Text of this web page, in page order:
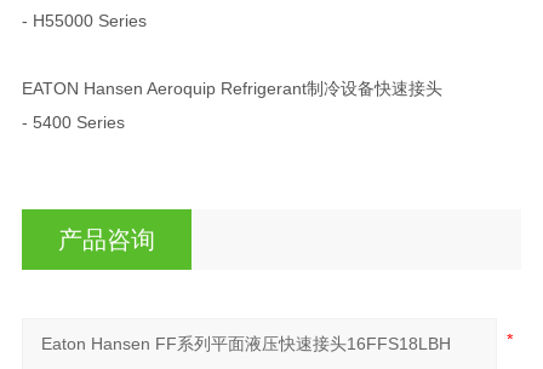
- H55000 Series
EATON Hansen Aeroquip Refrigerant制冷设备快速接头
- 5400 Series
产品咨询